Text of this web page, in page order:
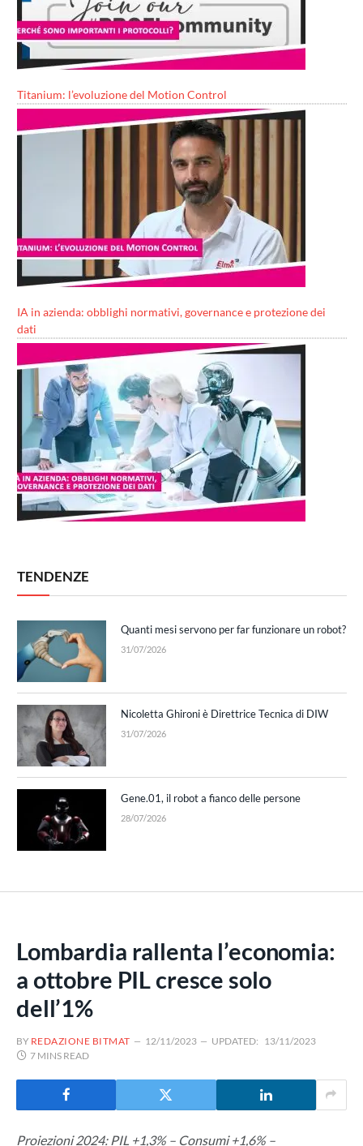
Titanium: l’evoluzione del Motion Control
IA in azienda: obblighi normativi, governance e protezione dei
dati
TENDENZE
Quanti mesi servono per far funzionare un robot?
31/07/2026
Nicoletta Ghironi è Direttrice Tecnica di DIW
31/07/2026
Gene.01, il robot a fianco delle persone
28/07/2026
Lombardia rallenta l’economia:
a ottobre PIL cresce solo
dell’1%
BY REDAZIONE BITMAT 12/11/2023 UPDATED: 13/11/2023
7 MINS READ
Proiezioni 2024: PIL +1,3% – Consumi +1,6% –